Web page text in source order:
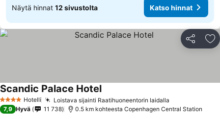
Näytä hinnat 12 sivustolta Katso hinnat
Jaa
4 Tähtiluokitus
Hotelli Loistava sijainti Raatihuoneentorin laidalla
Scandic Palace HotelKatso hinnat
7,9 Hyvä 11 738 0.5 km kohteesta Copenhagen Central Station